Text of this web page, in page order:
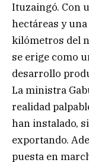
Ituzaingó. Con
hectáreas y
kilómetros del
se erige como
desarrollo
La ministra
realidad
han instalado,
exportando.
puesta en